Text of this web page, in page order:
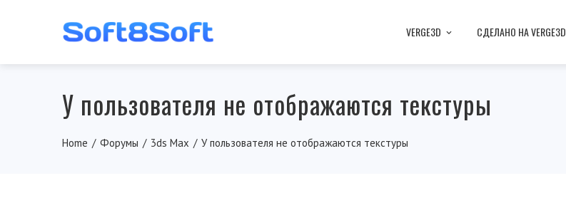
VERGE3D СДЕЛАНО НА VERGE3D
У пользователя не отображаются текстуры
Home Форумы 3ds Max У пользователя не отображаются текстуры